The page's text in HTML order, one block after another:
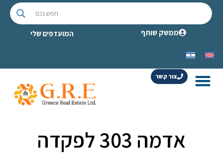
ממשק שותף המועדפים שלי
צור קשר
אדמה 303 לפקדה